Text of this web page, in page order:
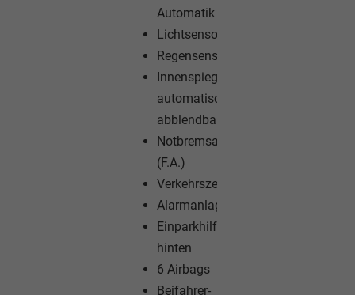
Automatik
Lichtsensor
Regensensor
Innenspiegel
automatisch
abblendbar
Notbremsassistent
(F.A.)
Verkehrszeichenerkennung
Alarmanlage
Einparkhilfe
hinten
6 Airbags
Beifahrer-